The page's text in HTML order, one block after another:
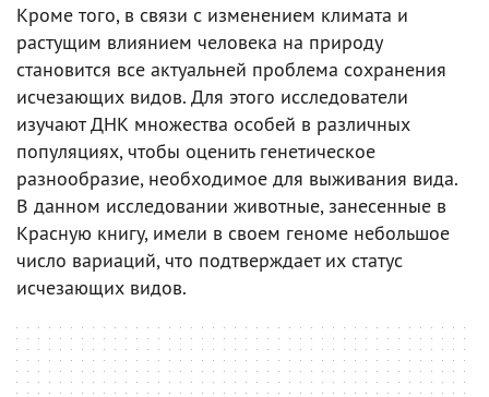
Кроме того, в связи с изменением климата и
растущим влиянием человека на природу
становится все актуальней проблема сохранения
исчезающих видов. Для этого исследователи
изучают ДНК множества особей в различных
популяциях, чтобы оценить генетическое
разнообразие, необходимое для выживания вида.
В данном исследовании животные, занесенные в
Красную книгу, имели в своем геноме небольшое
число вариаций, что подтверждает их статус
исчезающих видов.